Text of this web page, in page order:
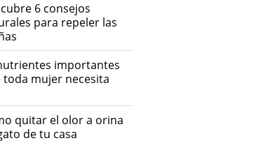
6 consejos
para repeler las
importantes
toda mujer necesita
quitar el olor a orina
de tu casa